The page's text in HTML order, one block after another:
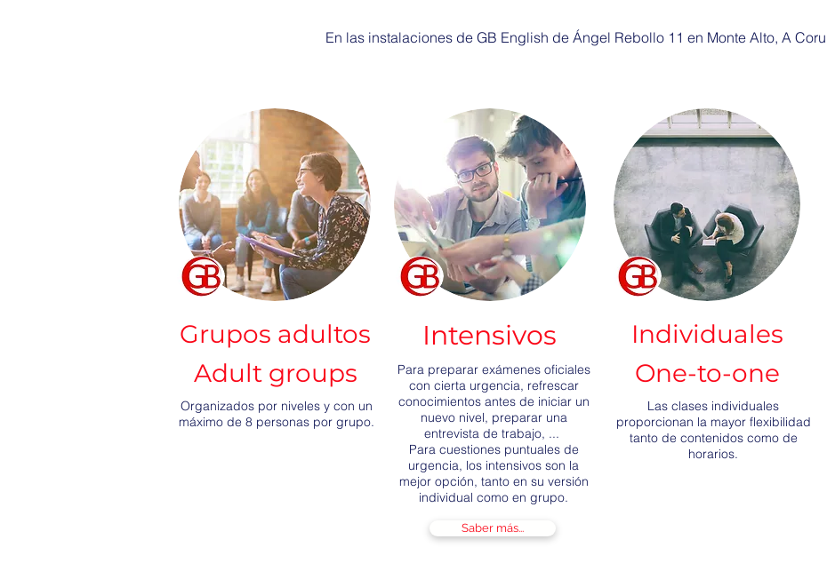
En las instalaciones de GB English de Ángel Rebollo 11 en Monte Alto, A
Grupos adultos
Adult groups
Organizados por niveles y con un
máximo de 8 personas por grupo.
Intensivos
Para preparar exámenes oficiales
con cierta urgencia, refrescar
conocimientos antes de iniciar un
nuevo nivel, preparar una
entrevista de trabajo, ...
Para cuestiones puntuales de
urgencia, los intensivos son la
mejor opción, tanto en su versión
individual como en grupo.
Saber más...
Individuales
One-to-one
Las clases individuales
proporcionan la mayor flexibilidad
tanto de contenidos como de
horarios.